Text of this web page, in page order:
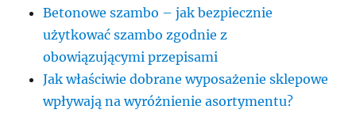
Betonowe szambo – jak bezpiecznie
użytkować szambo zgodnie z
obowiązującymi przepisami
Jak właściwie dobrane wyposażenie sklepowe
wpływają na wyróżnienie asortymentu?